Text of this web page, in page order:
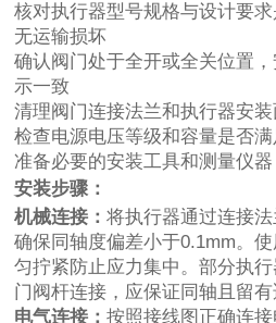
核对执行器型号规格与设计要
无运输损坏
确认阀门处于全开或全关位置
示一致
清理阀门连接法兰和执行器安
检查电源电压等级和容量是否
准备必要的安装工具和测量仪器
安装步骤：
机械连接：将执行器通过连接
确保同轴度偏差小于0.1mm。
匀拧紧防止应力集中。部分执
门阀杆连接，应保证同轴且留有
电气连接：按照接线图正确连